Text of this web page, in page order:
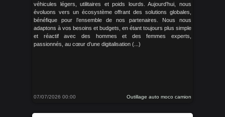
véhicules légers, utilitaires et poids lourds. Aujourd’hui, nous
évoluons vers un écosystème offrant des solutions globales,
bénéfique pour l’ensemble de nos partenaires. Nous nous
adaptons à vos besoins et budgets, en étant toujours plus simple
et réactif avec des hommes et des femmes experts,
passionnés, au cœur d’une digitalisation (...)
07/07/2026 00:00 Outillage auto moco camion